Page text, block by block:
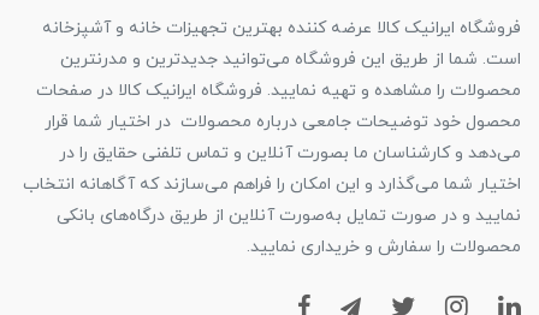
فروشگاه ایرانیک کالا عرضه کننده بهترین تجهیزات خانه و آشپزخانه
است. شما از طریق این فروشگاه می‌توانید جدیدترین و مدرنترین
محصولات را مشاهده و تهیه نمایید. فروشگاه ایرانیک کالا در صفحات
محصول خود توضیحات جامعی درباره محصولات در اختیار شما قرار
می‌دهد و کارشناسان ما بصورت آنلاین و تماس تلفنی حقایق را در
اختیار شما می‌گذارد و این امکان را فراهم می‌سازند که آگاهانه انتخاب
نمایید و در صورت تمایل به‌صورت آنلاین از طریق درگاه‌های بانکی
محصولات را سفارش و خریداری نمایید.